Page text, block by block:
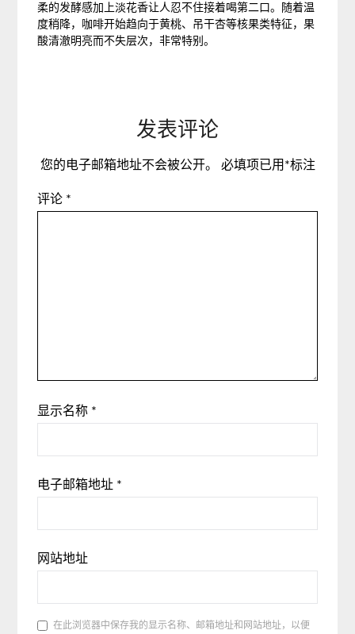
柔的发酵感加上淡花香让人忍不住接着喝第二口。随着温
度稍降，咖啡开始趋向于黄桃、吊干杏等核果类特征，果
酸清澈明亮而不失层次，非常特别。
发表评论
您的电子邮箱地址不会被公开。 必填项已用 *标注
评论 *
显示名称 *
电子邮箱地址 *
网站地址
在此浏览器中保存我的显示名称、邮箱地址和网站地址，以便